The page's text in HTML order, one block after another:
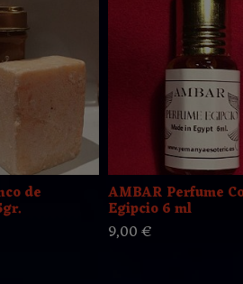
de AMBAR Perfume
Egipcio 6 ml
9,00 €